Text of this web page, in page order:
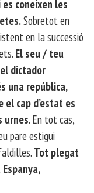
coneixen les
Sobretot en
en la successió
El seu / teu
dictador
una república,
cap d’estat es
urnes. En tot cas,
pare estigui
Tot plegat